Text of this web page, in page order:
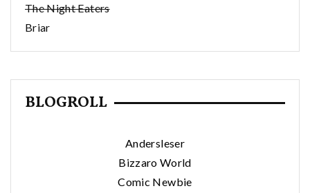
The Night Eaters
Briar
BLOGROLL
Andersleser
Bizzaro World
Comic Newbie